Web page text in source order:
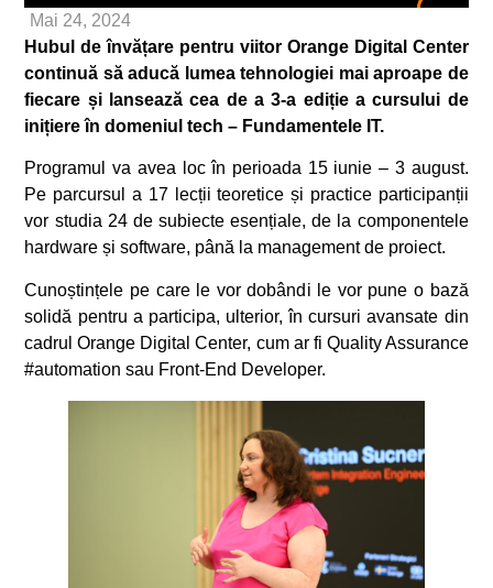
Mai 24, 2024
Hubul de învățare pentru viitor Orange Digital Center
continuă să aducă lumea tehnologiei mai aproape de
fiecare și lansează cea de a 3-a ediție a cursului de
inițiere în domeniul tech – Fundamentele IT.
Programul va avea loc în perioada 15 iunie – 3 august.
Pe parcursul a 17 lecții teoretice și practice participanții
vor studia 24 de subiecte esențiale, de la componentele
hardware și software, până la management de proiect.
Cunoștințele pe care le vor dobândi le vor pune o bază
solidă pentru a participa, ulterior, în cursuri avansate din
cadrul Orange Digital Center, cum ar fi Quality Assurance
#automation sau Front-End Developer.